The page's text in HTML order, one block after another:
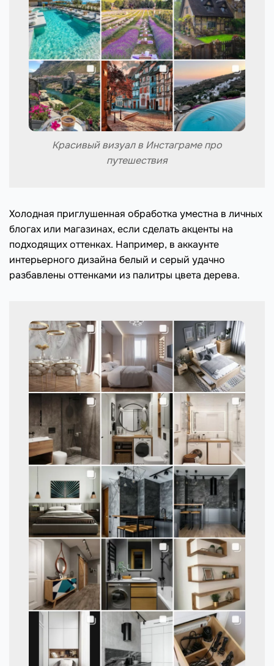
Красивый визуал в Инстаграме про
путешествия
Холодная приглушенная обработка уместна в личных
блогах или магазинах, если сделать акценты на
подходящих оттенках. Например, в аккаунте
интерьерного дизайна белый и серый удачно
разбавлены оттенками из палитры цвета дерева.